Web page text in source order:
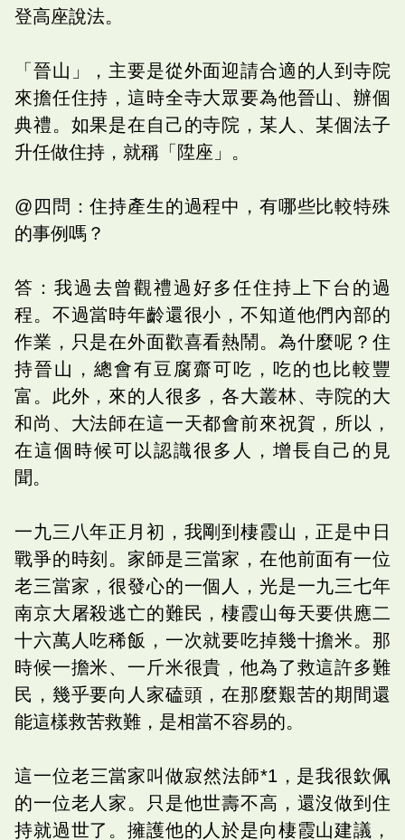
登高座說法。
「晉山」，主要是從外面迎請合適的人到寺院
來擔任住持，這時全寺大眾要為他晉山、辦個
典禮。如果是在自己的寺院，某人、某個法子
升任做住持，就稱「陞座」。
@四問：住持產生的過程中，有哪些比較特殊
的事例嗎？
答：我過去曾觀禮過好多任住持上下台的過
程。不過當時年齡還很小，不知道他們內部的
作業，只是在外面歡喜看熱鬧。為什麼呢？住
持晉山，總會有豆腐齋可吃，吃的也比較豐
富。此外，來的人很多，各大叢林、寺院的大
和尚、大法師在這一天都會前來祝賀，所以，
在這個時候可以認識很多人，增長自己的見
聞。
一九三八年正月初，我剛到棲霞山，正是中日
戰爭的時刻。家師是三當家，在他前面有一位
老三當家，很發心的一個人，光是一九三七年
南京大屠殺逃亡的難民，棲霞山每天要供應二
十六萬人吃稀飯，一次就要吃掉幾十擔米。那
時候一擔米、一斤米很貴，他為了救這許多難
民，幾乎要向人家磕頭，在那麼艱苦的期間還
能這樣救苦救難，是相當不容易的。
這一位老三當家叫做寂然法師*1，是我很欽佩
的一位老人家。只是他世壽不高，還沒做到住
持就過世了。擁護他的人於是向棲霞山建議，